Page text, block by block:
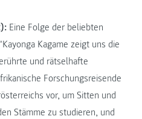
Eine Folge der beliebten
Kagame zeigt uns die
und rätselhafte
Forschungsreisende
vor, um Sitten und
Stämme zu studieren, und